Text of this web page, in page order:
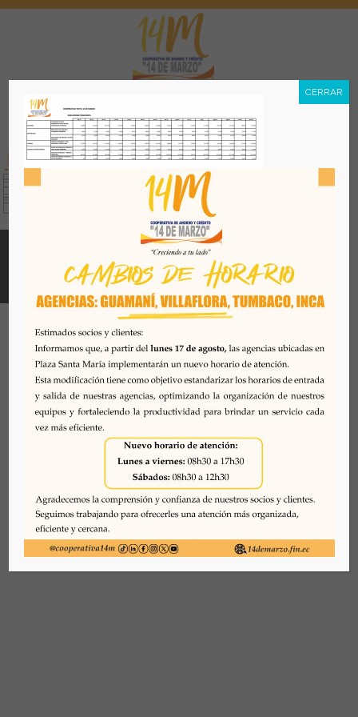
Menú
Todos los derechos reservados. Se prohibe el uso o
reproducción del mismo sin autorización. COAC 14 DE
MARZO, 2026. Quito - Ecuador
Desarrollado por
CERRAR